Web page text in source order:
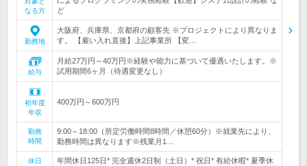
なる方
ど
勤務地
大阪府、兵庫県、京都府の顧客先 ※プロジェクトにより異なりま
す。 【雇い入れ直後】上記事業所 【変…
給与
月給27万円～40万円※経験や能力に基づいて優遇いたします。※
試用期間6ヶ月（待遇変更なし）
初年度
年収
400万円～600万円
勤務
時間
9:00～18:00（所定労働時間8時間／休憩60分）※就業先により、
勤務時間は異なります※残業月1…
休日
年間休日125日* 完全週休2日制（土日）* 祝日* 有給休暇* 夏季休